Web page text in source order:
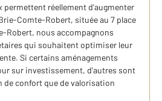
permettent réellement d'augmenter
Comte-Robert, située au 7 place
Robert, nous accompagnons
qui souhaitent optimiser leur
Si certains aménagements
sur investissement, d'autres sont
de confort que de valorisation